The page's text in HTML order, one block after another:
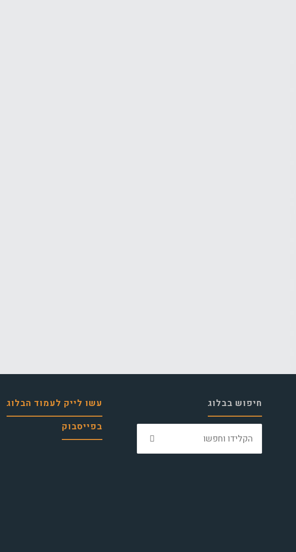
חיפוש בבלוג
עשו לייק לעמוד הבלוג
בפייסבוק